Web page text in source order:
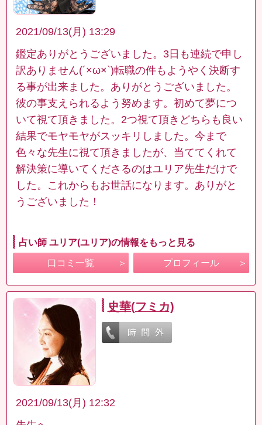
2021/09/13(月) 13:29
鑑定ありがとうございました。3日も連続で申し
訳ありません(´×ω×`)転職の件もようやく決断す
る事が出来ました。ありがとうございました。
彼の事支えられるよう努めます。初めて夢につ
いて視て頂きました。2つ視て頂きどちらも良い
結果でモヤモヤがスッキリしました。今まで
色々な先生に視て頂きましたが、当ててくれて
解決策に導いてくださるのはユリア先生だけで
した。これからもお世話になります。ありがと
うございました！
占い師 ユリア(ユリア)の情報をもっと見る
口コミ一覧 プロフィール
史華(フミカ)
2021/09/13(月) 12:32